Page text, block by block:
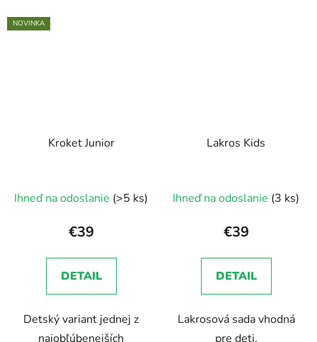
NOVINKA
Kroket Junior
Ihneď na odoslanie (>5 ks)
€39
DETAIL
Detský variant jednej z
najobľúbenejších
Lakros Kids
Ihneď na odoslanie (3 ks)
€39
DETAIL
Lakrosová sada vhodná
pre deti.